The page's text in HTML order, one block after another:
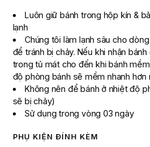
Luôn giữ bánh trong hộp kín &
lạnh
Chúng tôi làm lạnh sâu cho
để tránh bị chảy. Nếu khi nhận
trong tủ mát cho đến khi bánh
độ phòng bánh sẽ mềm nhanh hơn
Không nên để bánh ở nhiệt độ
sẽ bị chảy)
Sử dụng trong vòng 03 ngày
PHỤ KIỆN ĐÍNH KÈM